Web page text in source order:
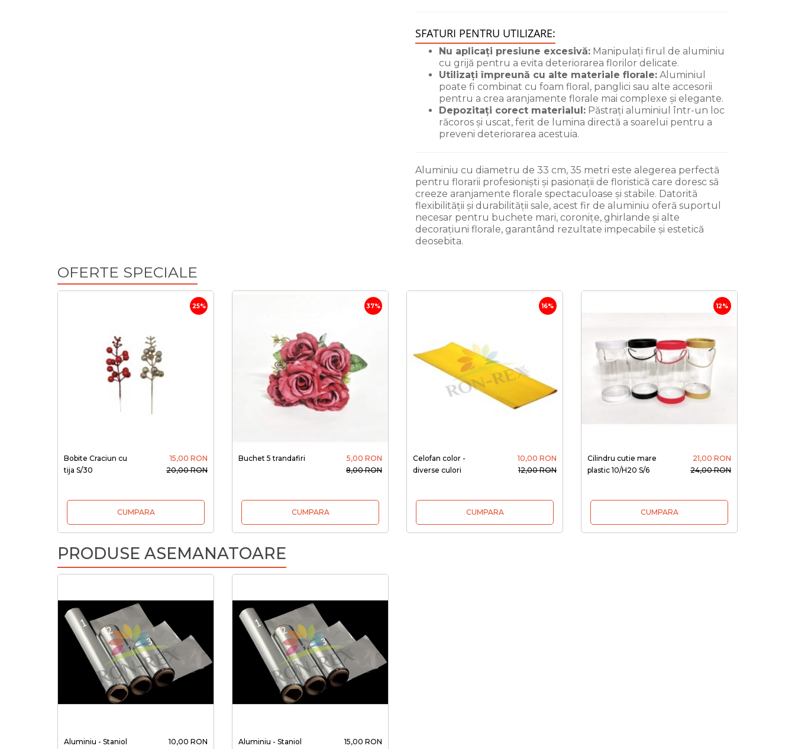
SFATURI PENTRU UTILIZARE:
Nu aplicați presiune excesivă: Manipulați firul de aluminiu
cu grijă pentru a evita deteriorarea florilor delicate.
Utilizați împreună cu alte materiale florale: Aluminiul
poate fi combinat cu foam floral, panglici sau alte accesorii
pentru a crea aranjamente florale mai complexe și elegante.
Depozitați corect materialul: Păstrați aluminiul într-un loc
răcoros și uscat, ferit de lumina directă a soarelui pentru a
preveni deteriorarea acestuia.
Aluminiu cu diametru de 33 cm, 35 metri este alegerea perfectă
pentru florarii profesioniști și pasionații de floristică care doresc să
creeze aranjamente florale spectaculoase și stabile. Datorită
flexibilității și durabilității sale, acest fir de aluminiu oferă suportul
necesar pentru buchete mari, coronițe, ghirlande și alte
decorațiuni florale, garantând rezultate impecabile și estetică
deosebita.
OFERTE SPECIALE
25%
Bobite Craciun cu
tija S/30
15,00 RON
20,00 RON
CUMPARA
37%
Buchet 5 trandafiri
5,00 RON
8,00 RON
CUMPARA
16%
Celofan color -
diverse culori
10,00 RON
12,00 RON
CUMPARA
12%
Cilindru cutie mare
plastic 10/H20 S/6
21,00 RON
24,00 RON
CUMPARA
PRODUSE ASEMANATOARE
Aluminiu - Staniol 10,00 RON Aluminiu - Staniol 15,00 RON